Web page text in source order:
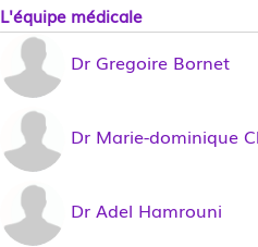
L'équipe médicale
Dr Gregoire Bornet
Dr Marie-dominique
Dr Adel Hamrouni